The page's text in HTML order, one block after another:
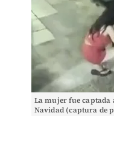
La mujer fue
Navidad (captura de